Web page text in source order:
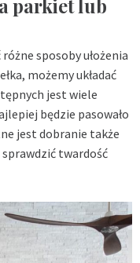
parkiet lub
sposoby ułożenia
możemy układać
jest wiele
będzie pasowało
jest dobranie także
twardość